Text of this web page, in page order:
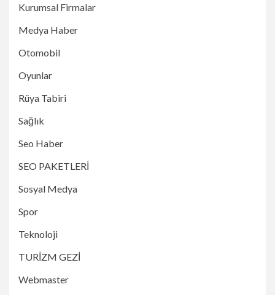
Kurumsal Firmalar
Medya Haber
Otomobil
Oyunlar
Rüya Tabiri
Sağlık
Seo Haber
SEO PAKETLERİ
Sosyal Medya
Spor
Teknoloji
TURİZM GEZİ
Webmaster